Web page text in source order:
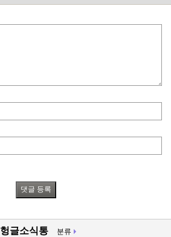
헝글소식통 분류